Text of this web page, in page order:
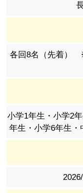
各回8名（先着）
小学1年生・小学2
年生・小学6年生・